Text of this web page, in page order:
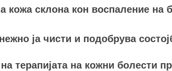
склона кон воспаление на
ја чисти и подобрува
терапијата на кожни болести